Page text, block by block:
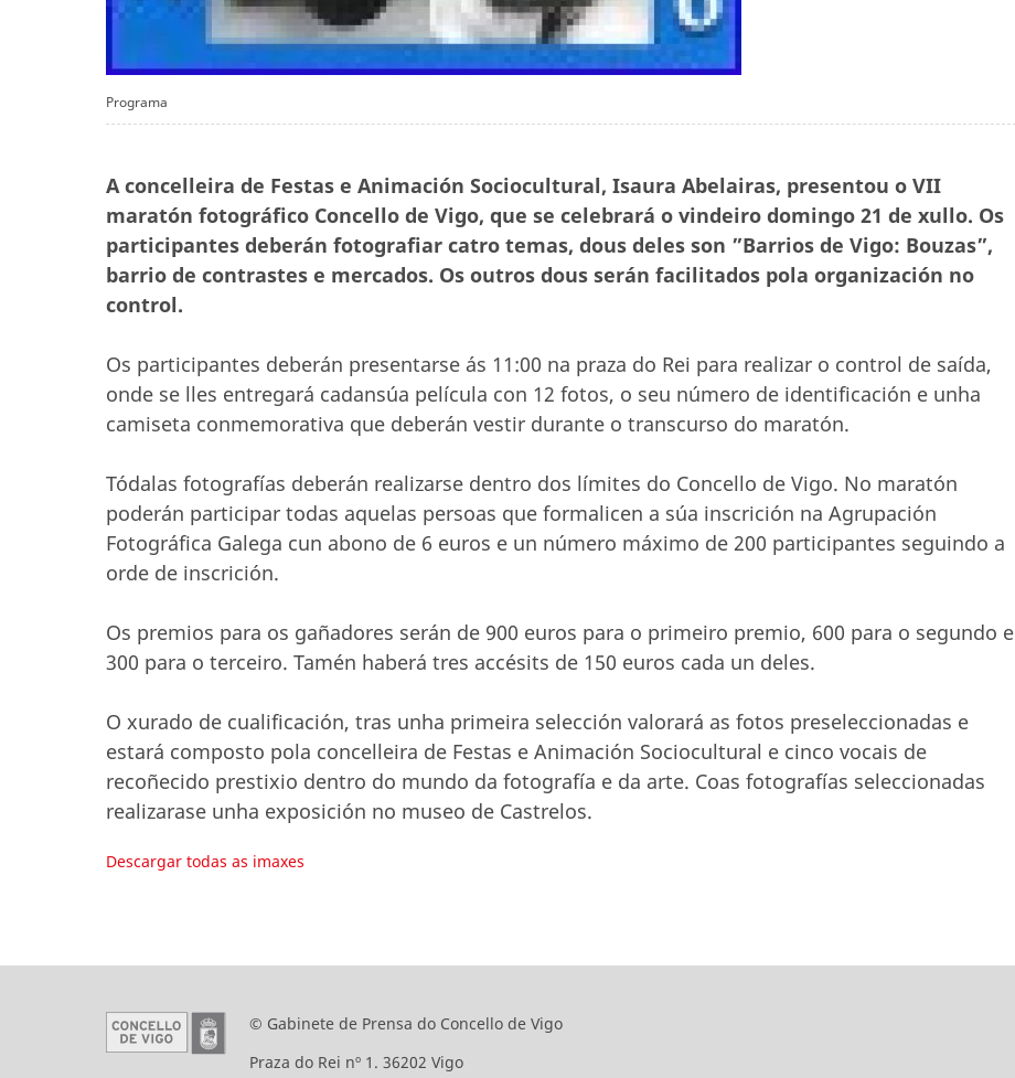
Programa
A concelleira de Festas e Animación Sociocultural, Isaura Abelairas, presentou o VII
maratón fotográfico Concello de Vigo, que se celebrará o vindeiro domingo 21 de xullo. Os
participantes deberán fotografiar catro temas, dous deles son ”Barrios de Vigo: Bouzas”,
barrio de contrastes e mercados. Os outros dous serán facilitados pola organización no
control.
Os participantes deberán presentarse ás 11:00 na praza do Rei para realizar o control de saída,
onde se lles entregará cadansúa película con 12 fotos, o seu número de identificación e unha
camiseta conmemorativa que deberán vestir durante o transcurso do maratón.
Tódalas fotografías deberán realizarse dentro dos límites do Concello de Vigo. No maratón
poderán participar todas aquelas persoas que formalicen a súa inscrición na Agrupación
Fotográfica Galega cun abono de 6 euros e un número máximo de 200 participantes seguindo a
orde de inscrición.
Os premios para os gañadores serán de 900 euros para o primeiro premio, 600 para o segundo e
300 para o terceiro. Tamén haberá tres accésits de 150 euros cada un deles.
O xurado de cualificación, tras unha primeira selección valorará as fotos preseleccionadas e
estará composto pola concelleira de Festas e Animación Sociocultural e cinco vocais de
recoñecido prestixio dentro do mundo da fotografía e da arte. Coas fotografías seleccionadas
realizarase unha exposición no museo de Castrelos.
Descargar todas as imaxes
© Gabinete de Prensa do Concello de Vigo
Praza do Rei nº 1. 36202 Vigo